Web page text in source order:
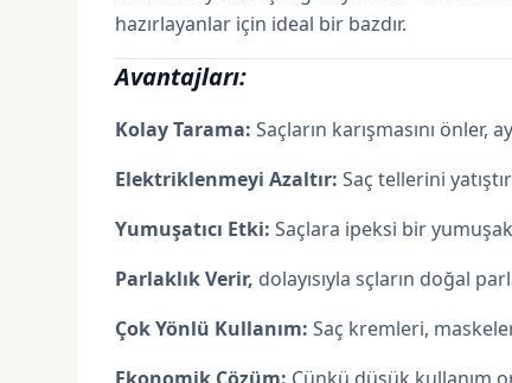
hazırlayanlar için ideal bir bazdır.
Avantajları:
Kolay Tarama: Saçların karışmasını önler,
Elektriklenmeyi Azaltır: Saç tellerini
Yumuşatıcı Etki: Saçlara ipeksi bir
Parlaklık Verir, dolayısıyla sçların doğal
Çok Yönlü Kullanım: Saç kremleri,